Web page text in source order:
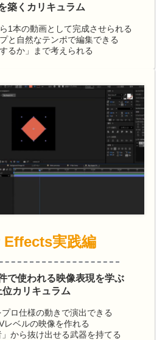
築くカリキュラム
1本の動画として完成させられる
と自然なテンポで編集できる
るか」まで考えられる
Effects実践編
で使われる映像表現を学ぶ
位カリキュラム
プロ仕様の動きで演出できる
レベルの映像を作れる
」から抜け出せる武器を持てる